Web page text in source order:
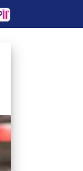
content